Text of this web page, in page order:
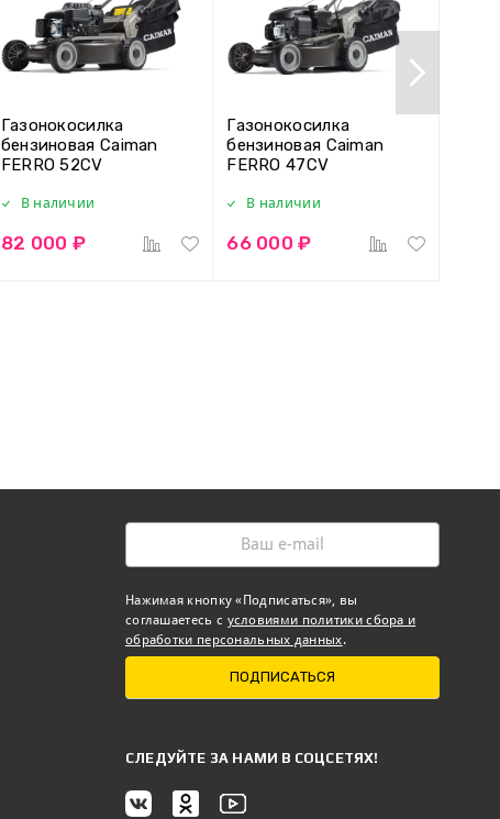
Газонокосилка
бензиновая Caiman
FERRO 52CV
В наличии
82 000 ₽
Газонокосилка
бензиновая Caiman
FERRO 47CV
В наличии
66 000 ₽
Нажимая кнопку «Подписаться», вы
соглашаетесь с условиями политики сбора и
обработки персональных данных.
ПОДПИСАТЬСЯ
CЛЕДУЙТЕ ЗА НАМИ В СОЦСЕТЯХ!